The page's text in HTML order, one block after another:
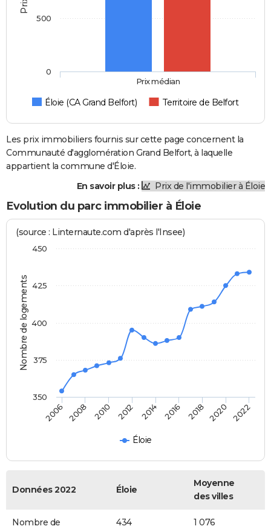
Éloie (CA Grand Belfort) Territoire de Belfort
Prix médian
0
500
Les prix immobiliers fournis sur cette page concernent la
Communauté d'agglomération Grand Belfort, à laquelle
appartient la commune d'Éloie.
En savoir plus :
Prix de l'immobilier à Éloie
Evolution du parc immobilier à Éloie
Nombre de logements
(source : Linternaute.com d'après l'Insee)
Éloie
2006 2008 2010 2012 2014 2016 2018 2020 2022
350
375
400
425
450
Données 2022 Éloie
Moyenne
des villes
Nombre de
434 1 076